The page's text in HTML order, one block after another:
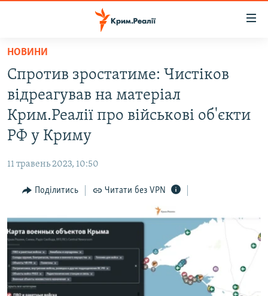
Перейти
основного
матеріалу
Перейти
до
основної
Перейти
пошуку
ВОДА.КРИМ
ВІДЕО ТА ФОТО
ПОЛІТИКА
ПОГЛЯД
ІНТЕРВ'Ю
ВСЕ ЗА ДЕНЬ
СПЕЦПРОЕКТИ
ДЕПОРТАЦІЯ
ВІДЕОУРОКИ «ELIFBE»
ЯК ОБІЙТИ БЛОКУВАННЯ
Русский
НОВИНИ
Спротив зростатиме: Чистіков
відреагував на матеріал
Крим.Реалії про військові об'єкти
РФ у Криму
11 травень 2023, 10:50
Поділитись Читати без VPN